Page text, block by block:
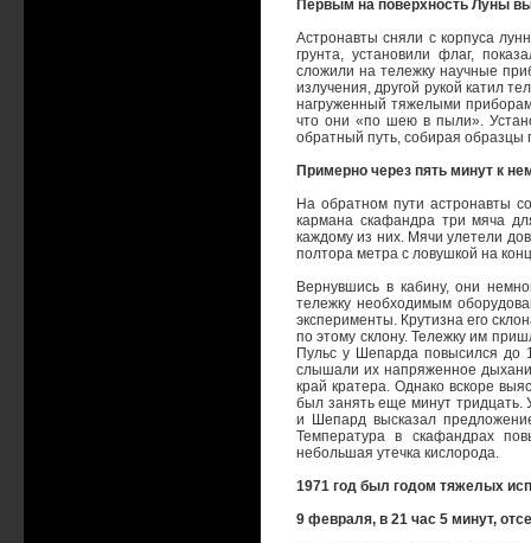
Первым на поверхность Луны
Астронавты сняли с корпуса
грунта, установили флаг,
сложили на тележку научные
излучения, другой рукой катил
нагруженный тяжелыми
что они «по шею в пыли».
обратный путь, собирая образцы
Примерно через пять минут к
На обратном пути астронавты
кармана скафандра три мяча
каждому из них. Мячи улетели
полтора метра с ловушкой на
Вернувшись в кабину, они
тележку необходимым
эксперименты. Крутизна его
по этому склону. Тележку им
Пульс у Шепарда повысился до
слышали их напряженное
край кратера. Однако вскоре
был занять еще минут тридцать.
и Шепард высказал
Температура в скафандрах
небольшая утечка кислорода.
1971 год был годом тяжелых
9 февраля, в 21 час 5 минут,